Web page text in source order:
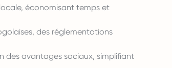
économisant temps et
des réglementations
des avantages sociaux, simplifiant